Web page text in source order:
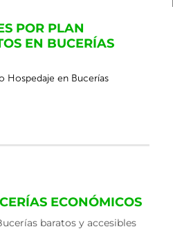
POR PLAN
EN BUCERÍAS
Hospedaje en Bucerías
ECONÓMICOS
baratos y accesibles